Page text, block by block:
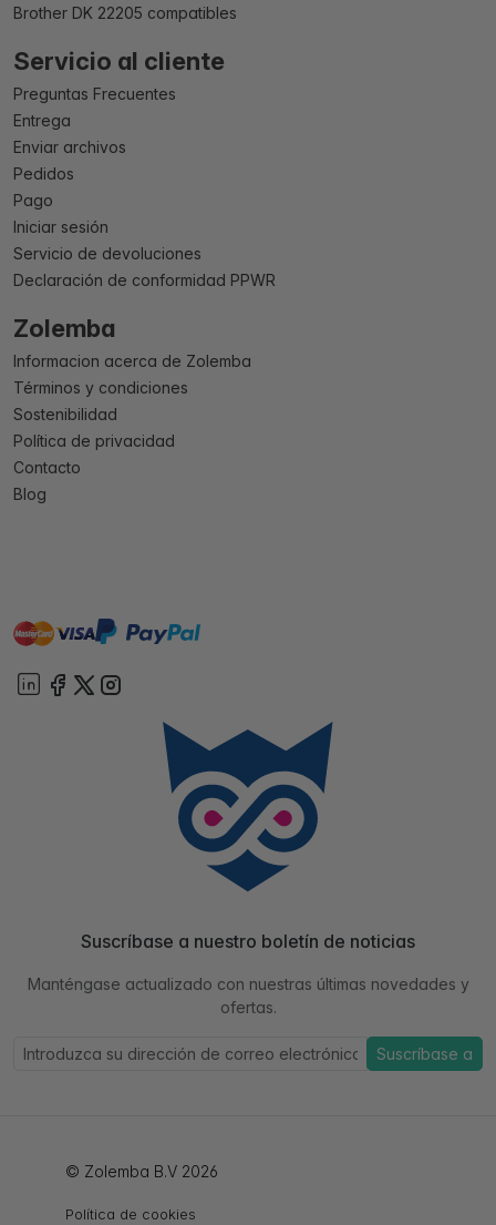
Brother DK 22205 compatibles
Servicio al cliente
Preguntas Frecuentes
Entrega
Enviar archivos
Pedidos
Pago
Iniciar sesión
Servicio de devoluciones
Declaración de conformidad PPWR
Zolemba
Informacion acerca de Zolemba
Términos y condiciones
Sostenibilidad
Política de privacidad
Contacto
Blog
mastervisa paypal
Suscríbase a nuestro boletín de noticias
Manténgase actualizado con nuestras últimas novedades y
ofertas.
Suscríbase a
© Zolemba B.V 2026
Política de cookies